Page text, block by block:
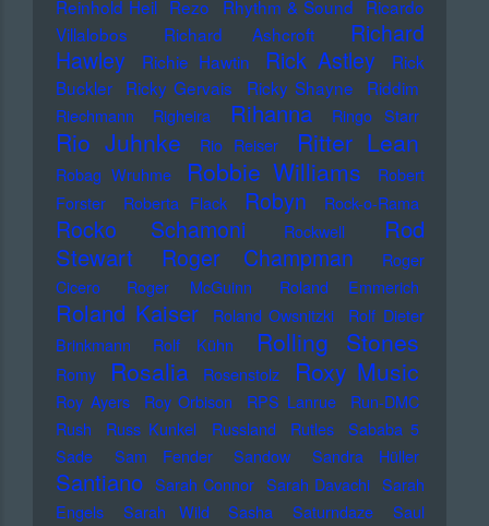
Reinhold Heil Rezo Rhythm & Sound Ricardo
Villalobos
Richard Ashcroft
Richard
Hawley
Richie Hawtin Rick Astley
Rick
Buckler
Ricky Gervais Ricky Shayne Riddim
Riechmann Righeira Rihanna Ringo Starr
Rio Juhnke Rio Reiser Ritter Lean
Robag Wruhme Robbie Williams
Robert
Forster
Roberta Flack Robyn Rock-o-Rama
Rocko Schamoni Rockwell
Rod
Stewart
Roger Champman
Roger
Cicero
Roger McGuinn Roland Emmerich
Roland Kaiser Roland Owsnitzki
Rolf Dieter
Brinkmann
Rolf Kühn Rolling Stones
Romy Rosalia Rosenstolz Roxy Music
Roy Ayers Roy Orbison RPS Lanrue
Run-DMC
Rush
Russ Kunkel Russland Rutles
Sababa 5
Sade
Sam Fender Sandow Sandra Hüller
Santiano Sarah Connor Sarah Davachi Sarah
Engels
Sarah Wild Sasha Saturndaze
Saul